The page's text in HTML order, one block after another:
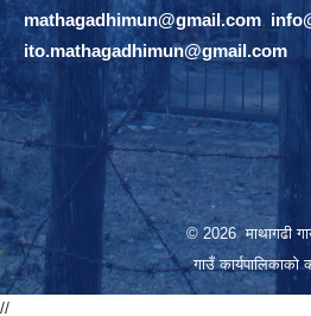
mathagadhimun@gmail.com,
ito.mathagadhimun@gmail.com
© 2026 माथागढी
गाउँ कार्यपालिकाको
//